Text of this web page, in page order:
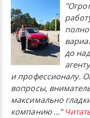
до
и профессионалу.
вопросы,
максимально
компанию..."